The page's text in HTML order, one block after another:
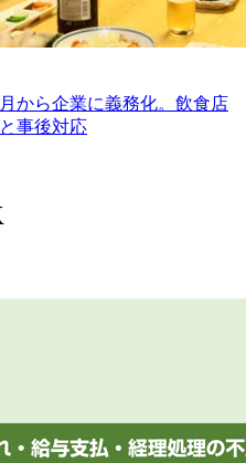
から企業に義務化。飲食店
事後対応